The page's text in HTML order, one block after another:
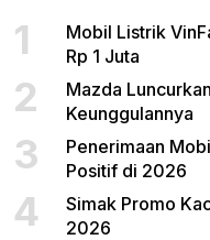
1
Mobil Listrik
Rp 1 Juta
2
Mazda
Keunggulannya
3
Penerimaan
Positif di 2026
4
Simak Promo
2026